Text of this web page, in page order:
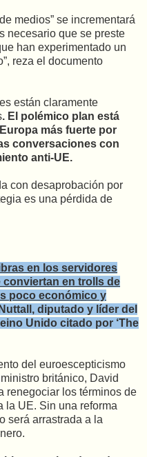
medios” se incrementará
necesario que se preste
han experimentado un
reza el documento
están claramente
. El polémico plan está
más fuerte por
conversaciones con
anti-UE.
con desaprobación por
es una pérdida de
en los servidores
conviertan en trolls de
poco económico y
diputado y líder del
Unido citado por ‘The
del euroescepticismo
británico, David
renegociar los términos de
la UE. Sin una reforma
será arrastrada a la